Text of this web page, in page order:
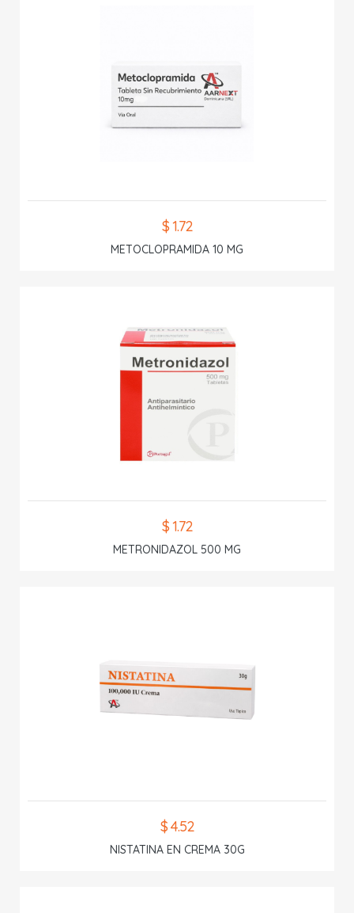
$ 1.72
METOCLOPRAMIDA 10 MG
$ 1.72
METRONIDAZOL 500 MG
$ 4.52
NISTATINA EN CREMA 30G